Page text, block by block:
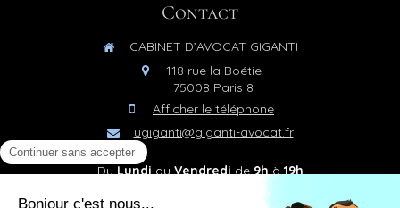
Contact
CABINET D’AVOCAT GIGANTI
118 rue la Boétie
75008 Paris 8
Afficher le téléphone
ugiganti@giganti-avocat.fr
Du Lundi au Vendredi de 9h à 19h